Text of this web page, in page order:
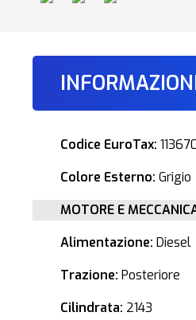
Codice EuroTax:
Colore Esterno: Grigio
MOTORE E
Alimentazione: Diesel
Trazione: Posteriore
Cilindrata: 2143